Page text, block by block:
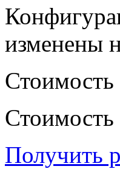
изменены
Стоимость
Стоимость
Получить